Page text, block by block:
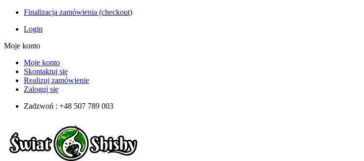
Finalizacja zamówienia (checkout)
Login
Moje konto
Moje konto
Skontaktuj się
Realizuj zamówienie
Zaloguj się
Zadzwoń : +48 507 789 003